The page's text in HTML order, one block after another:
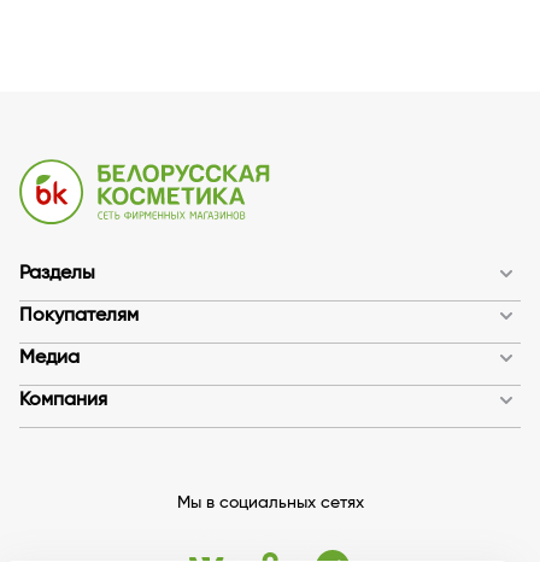
Разделы
Покупателям
Медиа
Компания
Мы в социальных сетях